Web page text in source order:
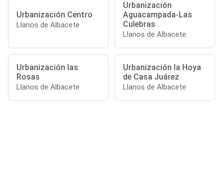
Urbanización Centro
Llanos de Albacete
Urbanización
Aguacampada-Las
Culebras
Llanos de Albacete
Urbanización las
Rosas
Llanos de Albacete
Urbanización la Hoya
de Casa Juárez
Llanos de Albacete